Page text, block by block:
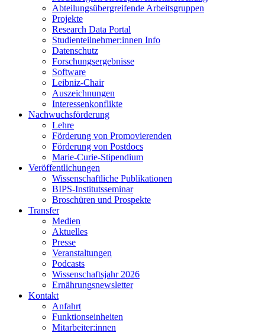
Abteilungsübergreifende Arbeitsgruppen
Projekte
Research Data Portal
Studienteilnehmer:innen Info
Datenschutz
Forschungsergebnisse
Software
Leibniz-Chair
Auszeichnungen
Interessenkonflikte
Nachwuchsförderung
Lehre
Förderung von Promovierenden
Förderung von Postdocs
Marie-Curie-Stipendium
Veröffentlichungen
Wissenschaftliche Publikationen
BIPS-Institutsseminar
Broschüren und Prospekte
Transfer
Medien
Aktuelles
Presse
Veranstaltungen
Podcasts
Wissenschaftsjahr 2026
Ernährungsnewsletter
Kontakt
Anfahrt
Funktionseinheiten
Mitarbeiter:innen